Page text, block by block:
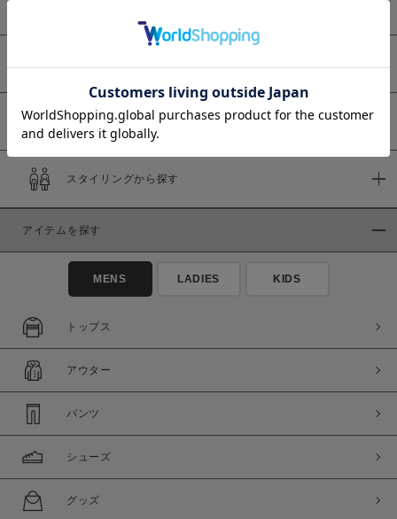
価格
～
商品タイプ
通常商品 予約商品
在庫
在庫あり 在庫なし含む
予約商品
スタイリングから探す
アイテムを探す
MENS LADIES KIDS
トップス
アウター
パンツ
シューズ
グッズ